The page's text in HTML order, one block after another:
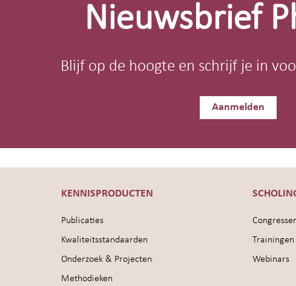
Nieuwsbrief
Blijf op de hoogte en schrijf je in
Aanmelden
KENNISPRODUCTEN
Publicaties
Kwaliteitsstandaarden
Onderzoek & Projecten
Methodieken
Trainingen
Webinars